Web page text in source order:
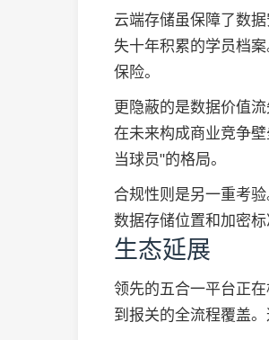
云端存储虽保障了数
失十年积累的学员档
保险。
更隐蔽的是数据价值
在未来构成商业竞争
当球员"的格局。
合规性则是另一重考
数据存储位置和加密标
生态延展
领先的五合一平台正
到报关的全流程覆盖